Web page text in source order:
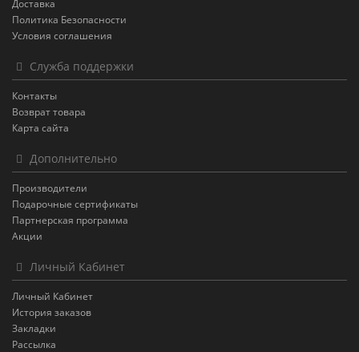
Доставка
Политика Безопасности
Условия соглашения
Служба поддержки
Контакты
Возврат товара
Карта сайта
Дополнительно
Производители
Подарочные сертификаты
Партнерская программа
Акции
Личный Кабинет
Личный Кабинет
История заказов
Закладки
Рассылка